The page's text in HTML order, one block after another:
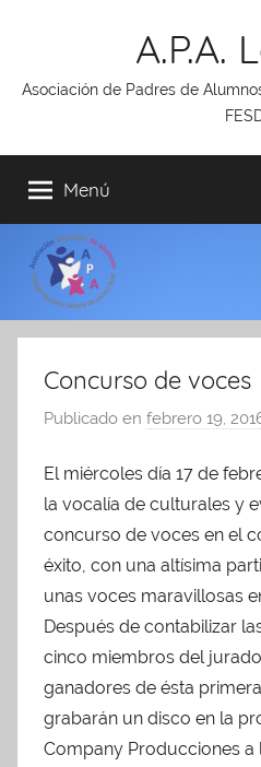
A.P.A.
Asociación de Padres de
Menú
Concurso de voces
Publicado en febrero 19,
El miércoles día 17 de
la vocalía de culturales y
concurso de voces en el
éxito, con una altísima
unas voces maravillosas
Después de contabilizar
cinco miembros del
ganadores de ésta
grabarán un disco en la
Company Producciones